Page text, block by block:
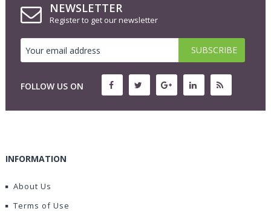
NEWSLETTER
Register to get our newsletter
FOLLOW US ON
INFORMATION
About Us
Terms of Use